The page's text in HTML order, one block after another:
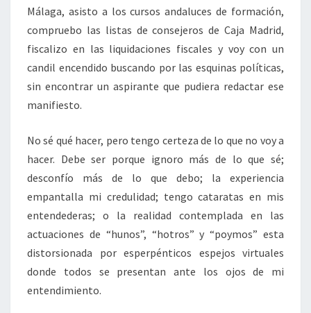
Málaga, asisto a los cursos andaluces de formación,
compruebo las listas de consejeros de Caja Madrid,
fiscalizo en las liquidaciones fiscales y voy con un
candil encendido buscando por las esquinas políticas,
sin encontrar un aspirante que pudiera redactar ese
manifiesto.
No sé qué hacer, pero tengo certeza de lo que no voy a
hacer. Debe ser porque ignoro más de lo que sé;
desconfío más de lo que debo; la experiencia
empantalla mi credulidad; tengo cataratas en mis
entendederas; o la realidad contemplada en las
actuaciones de “hunos”, “hotros” y “poymos” esta
distorsionada por esperpénticos espejos virtuales
donde todos se presentan ante los ojos de mi
entendimiento.